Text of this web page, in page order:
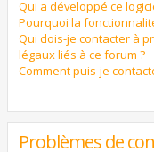
Qui a développé ce
Pourquoi la
Qui dois-je contacter à
légaux liés à ce forum ?
Comment puis-je
Problèmes de